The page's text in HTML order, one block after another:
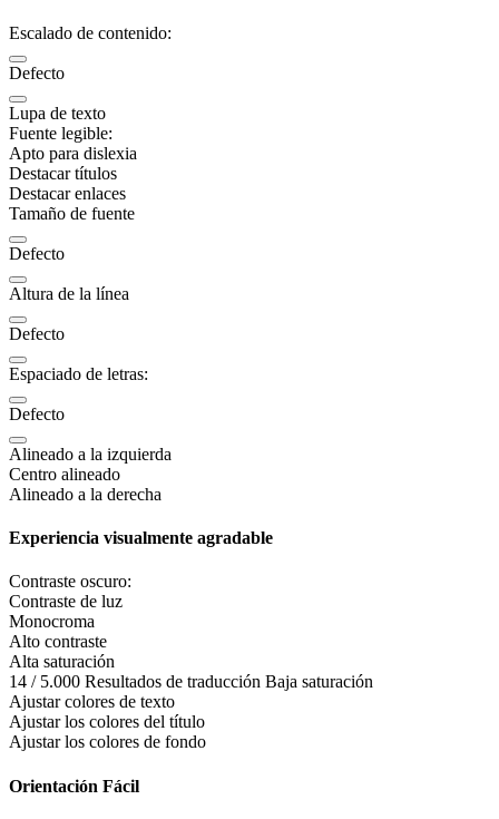
Escalado de contenido:
Defecto
Lupa de texto
Fuente legible:
Apto para dislexia
Destacar títulos
Destacar enlaces
Tamaño de fuente
Defecto
Altura de la línea
Defecto
Espaciado de letras:
Defecto
Alineado a la izquierda
Centro alineado
Alineado a la derecha
Experiencia visualmente agradable
Contraste oscuro:
Contraste de luz
Monocroma
Alto contraste
Alta saturación
14 / 5.000 Resultados de traducción Baja saturación
Ajustar colores de texto
Ajustar los colores del título
Ajustar los colores de fondo
Orientación Fácil